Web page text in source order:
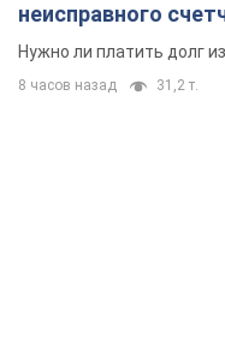
неисправного
вынес
Нужно ли платить долг
8 часов назад 31,2 т.